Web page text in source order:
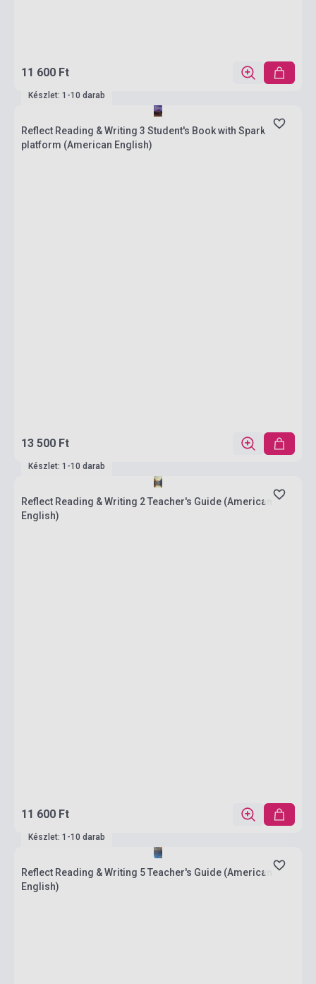
11 600 Ft
Készlet: 1-10 darab
Reflect Reading & Writing 3 Student's Book with Spark
platform (American English)
13 500 Ft
Készlet: 1-10 darab
Reflect Reading & Writing 2 Teacher's Guide (American
English)
11 600 Ft
Készlet: 1-10 darab
Reflect Reading & Writing 5 Teacher's Guide (American
English)